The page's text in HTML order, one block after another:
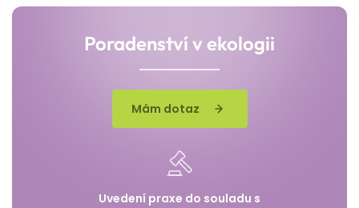
Poradenství v ekologii
Mám dotaz
Uvedení praxe do souladu s